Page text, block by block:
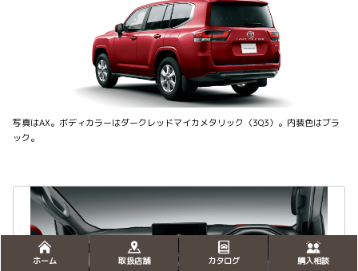
写真はAX。ボディカラーはダークレッドマイカメタリック〈3Q3〉。内装色はブラ
ック。
ホーム 取扱店舗 カタログ 購入相談